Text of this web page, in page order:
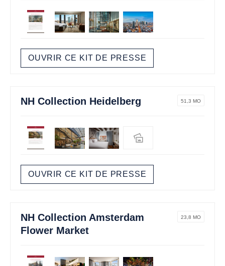
OUVRIR CE KIT DE PRESSE
NH Collection Heidelberg 51,3 MO
OUVRIR CE KIT DE PRESSE
NH Collection Amsterdam
Flower Market
23,8 MO